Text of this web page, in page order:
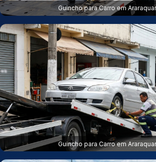
Guincho para Carro em
Guincho para Carro em